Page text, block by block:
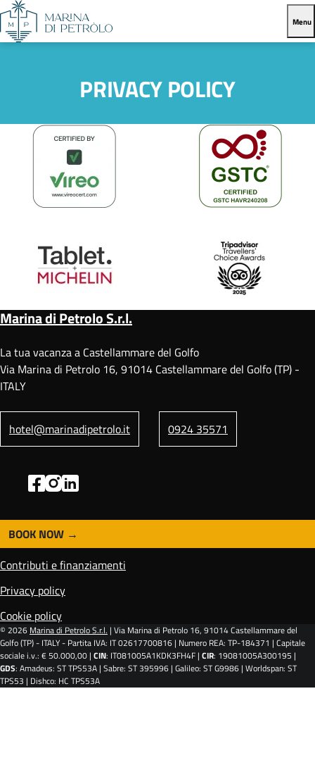
Menu
PRIVACY POLICY
Marina di Petrolo S.r.l.
La tua vacanza a Castellammare del Golfo
Via Marina di Petrolo 16, 91014 Castellammare del Golfo (TP) -
ITALY
hotel@marinadipetrolo.it 0924 35571
o
o
t
e
r
BOOK NOW
Contributi e finanziamenti
Privacy policy
Cookie policy
© 2026 Marina di Petrolo S.r.l. | Via Marina di Petrolo 16, 91014 Castellammare del
Golfo (TP) - ITALY - Partita IVA: IT 02617700816 | Numero REA: TP-184371 | Capitale
sociale i.v.: € 50.000,00 | CIN: IT081005A1KDK3FH4F | CIR: 19081005A300195 |
GDS: Amadeus: ST TPS53A | Sabre: ST 395996 | Galileo: ST G9986 | Worldspan: ST
TPS53 | Dishco: HC TPS53A